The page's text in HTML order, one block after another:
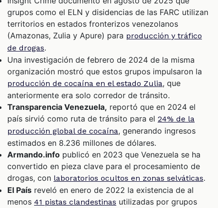
grupos como el ELN y disidencias de las FARC utilizan
territorios en estados fronterizos venezolanos
(Amazonas, Zulia y Apure) para producción y tráfico
de drogas.
Una investigación de febrero de 2024 de la misma
organización mostró que estos grupos impulsaron la
producción de cocaína en el estado Zulia, que
anteriormente era solo corredor de tránsito.
Transparencia Venezuela, reportó que en 2024 el
país sirvió como ruta de tránsito para el 24% de la
producción global de cocaína, generando ingresos
estimados en 8.236 millones de dólares.
Armando.info publicó en 2023 que Venezuela se ha
convertido en pieza clave para el procesamiento de
drogas, con laboratorios ocultos en zonas selváticas.
El País reveló en enero de 2022 la existencia de al
menos 41 pistas clandestinas utilizadas por grupos